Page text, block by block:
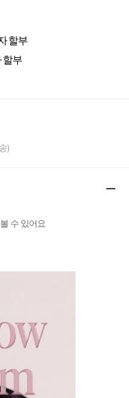
할부
할부
)
수 있어요